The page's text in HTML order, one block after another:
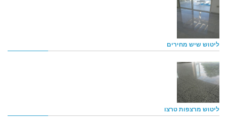
ליטוש שיש מחירים
ליטוש מרצפות טרצו